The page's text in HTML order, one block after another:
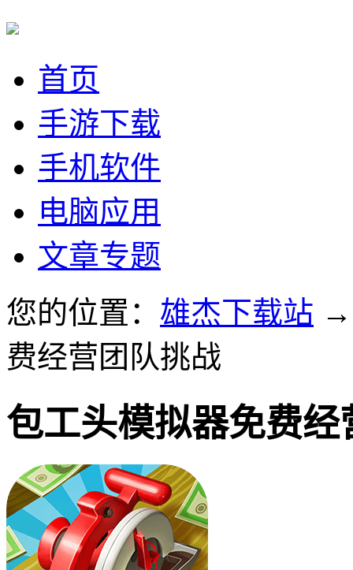
首页
手游下载
手机软件
电脑应用
文章专题
您的位置： 雄杰下载站
费经营团队挑战
包工头模拟器免费经